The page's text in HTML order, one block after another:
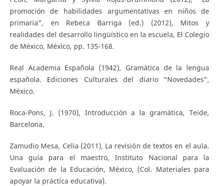
promoción de habilidades argumentativas en niños de
primaria”, en Rebeca Barriga (ed.) (2012), Mitos y
realidades del desarrollo lingüístico en la escuela, El Colegio
de México, México, pp. 135-168.
Real Academia Española (1942), Gramática de la lengua
española. Ediciones Culturales del diario “Novedades”,
México.
Roca-Pons, J. (1970), Introducción a la gramática, Teide,
Barcelona.
Zamudio Mesa, Celia (2011), La revisión de textos en el aula.
Una guía para el maestro, Instituto Nacional para la
Evaluación de la Educación, México, (Col. Materiales para
apoyar la práctica educativa).